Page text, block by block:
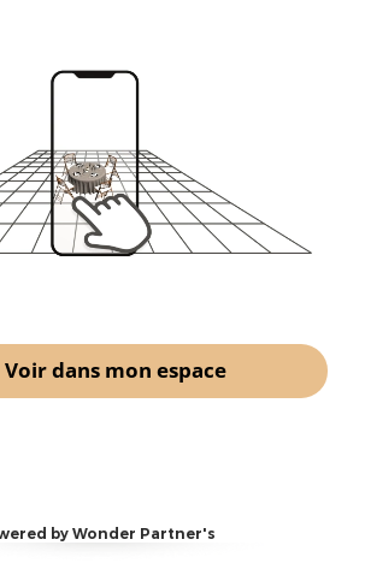
Voir dans mon espace
by Wonder Partner's